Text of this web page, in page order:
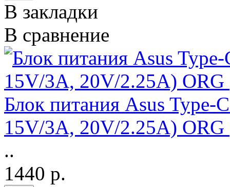
В закладки
В сравнение
Блок питания Asus Type-
15V/3A, 20V/2.25A) ORG
..
1440 р.